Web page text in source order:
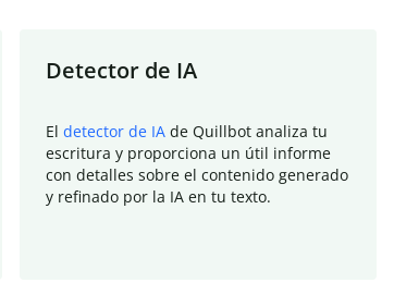
Detector de IA
El detector de IA de Quillbot analiza tu
escritura y proporciona un útil informe
con detalles sobre el contenido generado
y refinado por la IA en tu texto.